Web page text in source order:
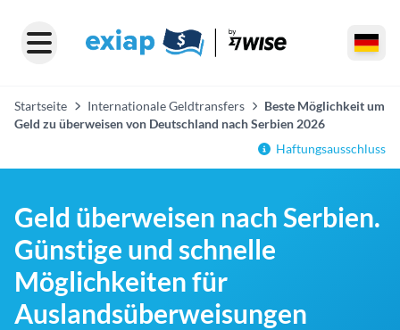
Startseite Internationale Geldtransfers
Beste Möglichkeit um
Geld zu überweisen von Deutschland nach Serbien 2026
Haftungsausschluss
Geld überweisen nach Serbien.
Günstige und schnelle
Möglichkeiten für
Auslandsüberweisungen